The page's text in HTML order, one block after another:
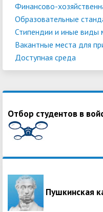
Финансово-
Образовательные
Стипендии и иные виды
Вакантные места для
Доступная среда
Отбор студентов в
Пушкинская